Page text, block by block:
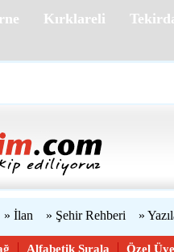
Kırklareli
» İlan » Şehir Rehberi »
Alfabetik Sırala Özel